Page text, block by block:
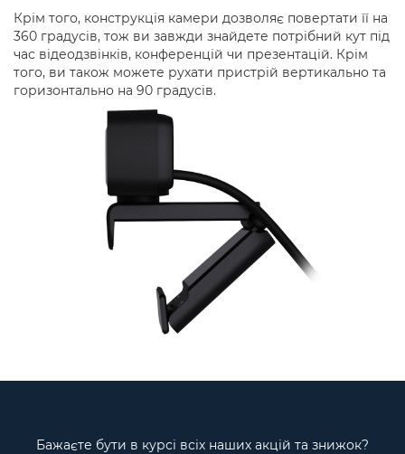
Крім того, конструкція камери дозволяє повертати її на
360 градусів, тож ви завжди знайдете потрібний кут під
час відеодзвінків, конференцій чи презентацій. Крім
того, ви також можете рухати пристрій вертикально та
горизонтально на 90 градусів.
Бажаєте бути в курсі всіх наших акцій та знижок?